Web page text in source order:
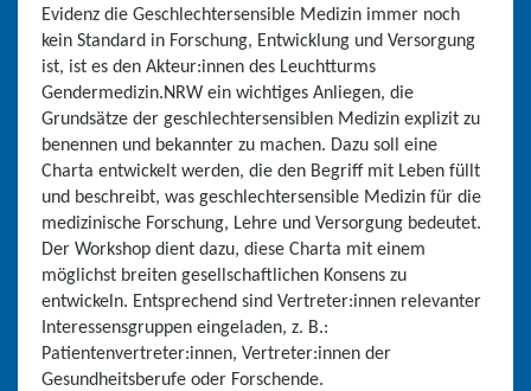
Evidenz die Geschlechtersensible Medizin immer noch
kein Standard in Forschung, Entwicklung und Versorgung
ist, ist es den Akteur:innen des Leuchtturms
Gendermedizin.NRW ein wichtiges Anliegen, die
Grundsätze der geschlechtersensiblen Medizin explizit zu
benennen und bekannter zu machen. Dazu soll eine
Charta entwickelt werden, die den Begriff mit Leben füllt
und beschreibt, was geschlechtersensible Medizin für die
medizinische Forschung, Lehre und Versorgung bedeutet.
Der Workshop dient dazu, diese Charta mit einem
möglichst breiten gesellschaftlichen Konsens zu
entwickeln. Entsprechend sind Vertreter:innen relevanter
Interessensgruppen eingeladen, z. B.:
Patientenvertreter:innen, Vertreter:innen der
Gesundheitsberufe oder Forschende.